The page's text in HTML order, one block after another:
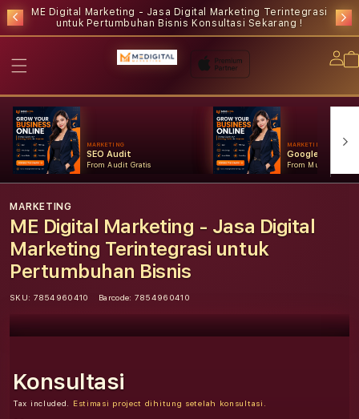
ME Digital Marketing - Jasa Digital Marketing Terintegrasi
untuk Pertumbuhan Bisnis Konsultasi Sekarang !
MARKETING
SEO Audit
From Audit Gratis
MARKETING
Google Ads
From Mulai
MARKETING
ME Digital Marketing - Jasa Digital
Marketing Terintegrasi untuk
Pertumbuhan Bisnis
SKU: 7854960410 Barcode: 7854960410
Konsultasi
Tax included. Estimasi project dihitung setelah konsultasi.